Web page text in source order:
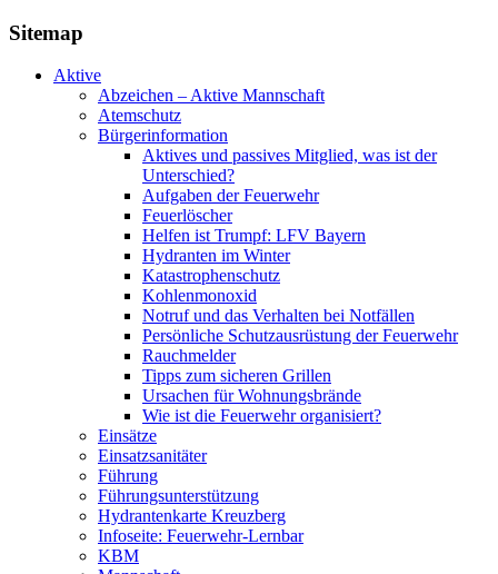
Sitemap
Aktive
Abzeichen – Aktive Mannschaft
Atemschutz
Bürgerinformation
Aktives und passives Mitglied, was ist der
Unterschied?
Aufgaben der Feuerwehr
Feuerlöscher
Helfen ist Trumpf: LFV Bayern
Hydranten im Winter
Katastrophenschutz
Kohlenmonoxid
Notruf und das Verhalten bei Notfällen
Persönliche Schutzausrüstung der Feuerwehr
Rauchmelder
Tipps zum sicheren Grillen
Ursachen für Wohnungsbrände
Wie ist die Feuerwehr organisiert?
Einsätze
Einsatzsanitäter
Führung
Führungsunterstützung
Hydrantenkarte Kreuzberg
Infoseite: Feuerwehr-Lernbar
KBM